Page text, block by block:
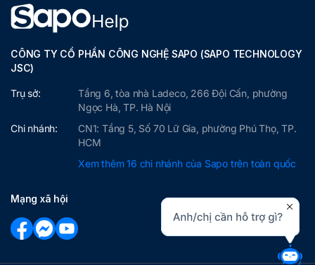
CÔNG TY CỔ PHẦN CÔNG NGHỆ SAPO (SAPO TECHNOLOGY
JSC)
Trụ sở:
Tầng 6, tòa nhà Ladeco, 266 Đội Cấn, phường
Ngọc Hà, TP. Hà Nội
Chi nhánh:
CN1: Tầng 5, Số 70 Lữ Gia, phường Phú Thọ, TP.
HCM
Xem thêm 16 chi nhánh của Sapo trên toàn quốc
Mạng xã hội